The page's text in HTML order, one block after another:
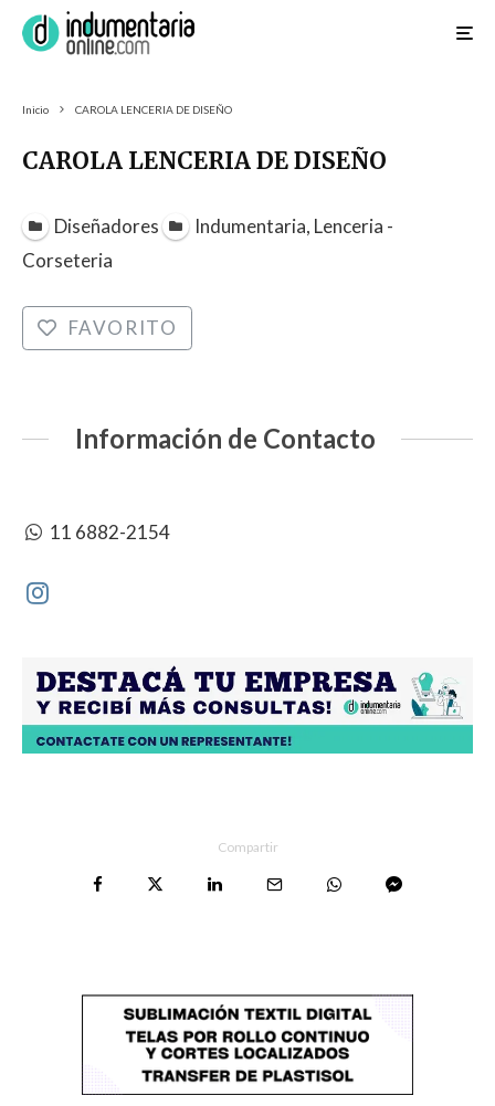
Inicio CAROLA LENCERIA DE DISEÑO
CAROLA LENCERIA DE DISEÑO
Diseñadores
Indumentaria, Lenceria -
Corseteria
FAVORITO
Información de Contacto
11 6882-2154
Compartir